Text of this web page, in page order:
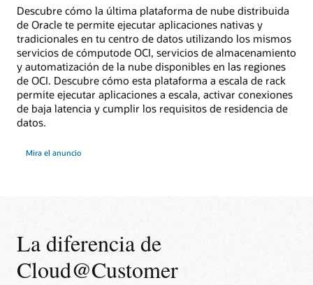
Descubre cómo la última plataforma de nube distribuida
de Oracle te permite ejecutar aplicaciones nativas y
tradicionales en tu centro de datos utilizando los mismos
servicios de cómputode OCI, servicios de almacenamiento
y automatización de la nube disponibles en las regiones
de OCI. Descubre cómo esta plataforma a escala de rack
permite ejecutar aplicaciones a escala, activar conexiones
de baja latencia y cumplir los requisitos de residencia de
datos.
Mira el anuncio
La diferencia de
Cloud@Customer